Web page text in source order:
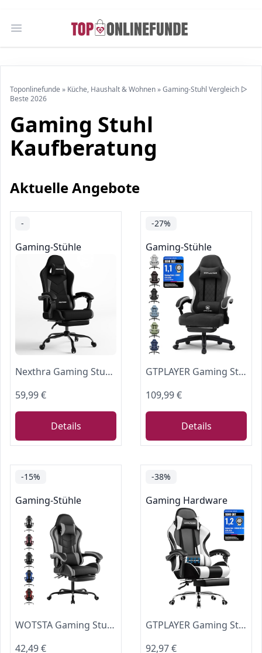
Open main menu
Toponlinefunde » Küche, Haushalt & Wohnen»Gaming-Stuhl Vergleich ▷
Beste 2026
Gaming Stuhl
Kaufberatung
Aktuelle Angebote
-
Gaming-Stühle
Nexthra Gaming Stuhl Ergonomisch mit Fußstütze, Gepolsterter Gamer Stuhl bis 180 kg, 150° Verstellbare Rückenlehne, Komfortabler Gamingstuhl Bürostuhl für Gaming und Büro, Schwarz
59,99 €
Details
-27%
Gaming-Stühle
GTPLAYER Gaming Stuhl Ergonomischer Gaming Sessel Schreibtischstuhl mit Stoffoberfläche, Federsitzkissen, Verbindungsarmlehnen und Fußstütze 150KG, hellschwarz
109,99 €
Details
-15%
Gaming-Stühle
WOTSTA Gaming Stuhl mit Lendenwirbelstütze Höhenverstellbarer Gaming Sessel
42,49 €
-38%
Gaming Hardware
GTPLAYER Gaming Stuhl Bürostuhl Massage Gaming Sessel Ergonomischer Gamer Stuhl mit Fußstütze, Massage-Lendenkissen, Gepolstert Gaming Chair, Drehsessel, 150KG, weiß
92,97 €